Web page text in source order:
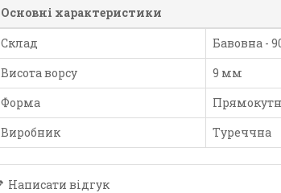
Основні характеристики
Склад
Бавовна -
Висота ворсу
9 мм
Форма
Виробник
Туреччна
Написати відгук